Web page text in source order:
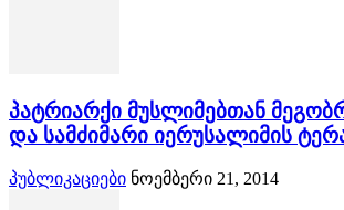
პატრიარქი მუსლიმებთან
და სამძიმარი იერუსალიმის
პუბლიკაციები ნოემბერი 21, 2014